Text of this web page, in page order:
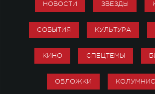
НОВОСТИ ЗВЕЗДЫ
СОБЫТИЯ КУЛЬТУРА
КИНО СПЕЦТЕМЫ
ОБЛОЖКИ